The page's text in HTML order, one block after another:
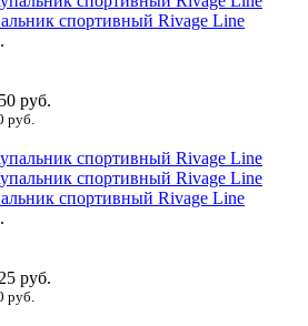
спортивный Rivage Line
руб.
руб.
спортивный Rivage Line
руб.
руб.